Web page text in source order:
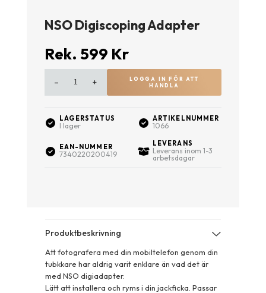
NSO Digiscoping Adapter
Rek. 599 Kr
– +
LOGGA IN FÖR ATT
HANDLA
LAGERSTATUS
I lager
ARTIKELNUMMER
1066
EAN-NUMMER
7340220200419
LEVERANS
Leverans inom 1-3
arbetsdagar
Produktbeskrivning
Att fotografera med din mobiltelefon genom din
tubkkare har aldrig varit enklare än vad det är
med NSO digiadapter.
Lätt att installera och ryms i din jackficka. Passar